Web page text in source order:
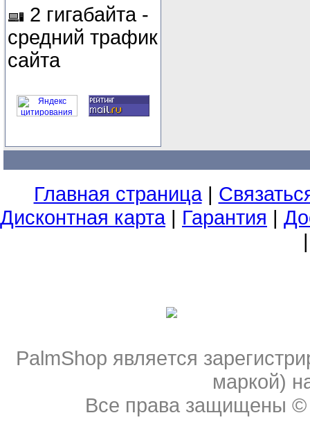
2 гигабайта -
средний трафик
сайта
Главная страница|
Дисконтная карта| Гарантия |
PalmShop являeтся
мaркой)
Все права защищены